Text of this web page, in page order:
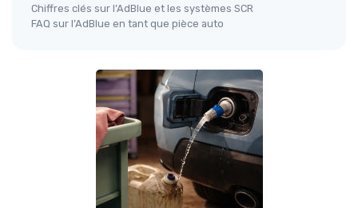
Chiffres clés sur l’AdBlue et les systèmes SCR
FAQ sur l’AdBlue en tant que pièce auto